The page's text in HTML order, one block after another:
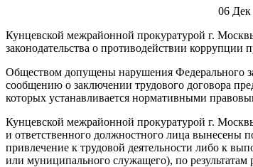
06 Дек
Кунцевской межрайонной прокуратурой г.
законодательства о противодействии коррупции
Обществом допущены нарушения Федерального
сообщению о заключении трудового договора
которых устанавливается нормативными
Кунцевской межрайонной прокуратурой г.
и ответственного должностного лица вынесены
привлечение к трудовой деятельности либо к
или муниципального служащего), по